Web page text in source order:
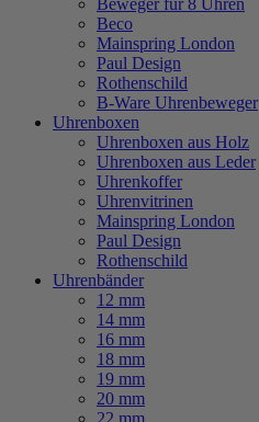
Beweger für 8 Uhren
Beco
Mainspring London
Paul Design
Rothenschild
B-Ware Uhrenbeweger
Uhrenboxen
Uhrenboxen aus Holz
Uhrenboxen aus Leder
Uhrenkoffer
Uhrenvitrinen
Mainspring London
Paul Design
Rothenschild
Uhrenbänder
12 mm
14 mm
16 mm
18 mm
19 mm
20 mm
22 mm